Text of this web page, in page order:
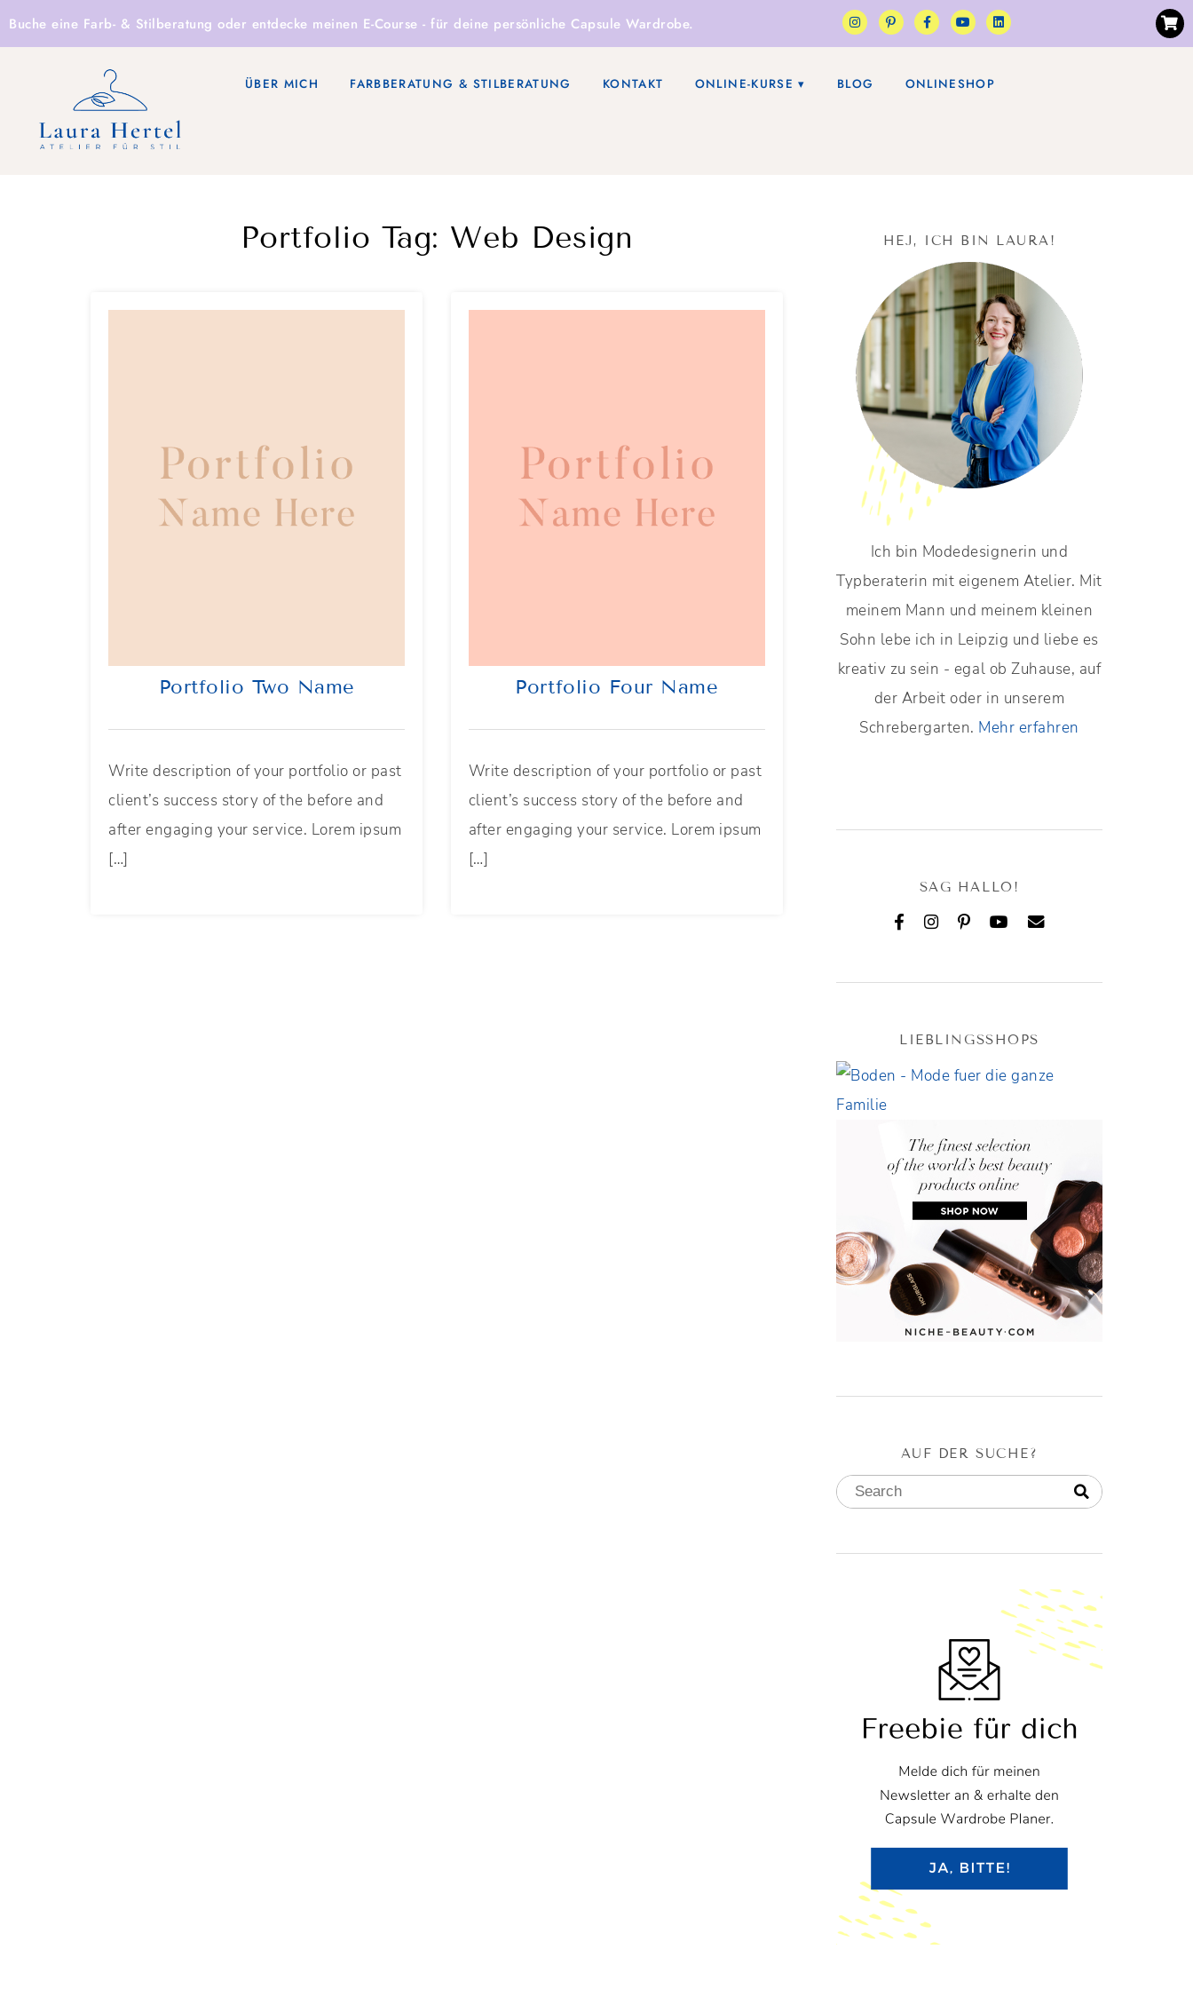
Buche eine Farb- & Stilberatung oder entdecke meinen E-Course - für deine persönliche Capsule Wardrobe.
ÜBER MICH FARBBERATUNG & STILBERATUNG KONTAKT ONLINE-KURSE BLOG ONLINESHOP
Portfolio Tag: Web Design
Portfolio Two Name
Write description of your portfolio or past
client’s success story of the before and
after engaging your service. Lorem ipsum
[…]
Portfolio Four Name
Write description of your portfolio or past
client’s success story of the before and
after engaging your service. Lorem ipsum
[…]
HEJ, ICH BIN LAURA!
Ich bin Modedesignerin und
Typberaterin mit eigenem Atelier. Mit
meinem Mann und meinem kleinen
Sohn lebe ich in Leipzig und liebe es
kreativ zu sein - egal ob Zuhause, auf
der Arbeit oder in unserem
Schrebergarten. Mehr erfahren
SAG HALLO!
LIEBLINGSSHOPS
AUF DER SUCHE?